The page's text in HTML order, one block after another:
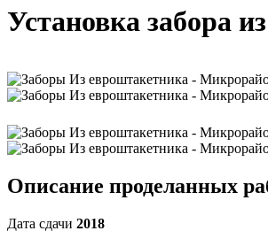
Установка забора
Описание проделанных
Дата сдачи 2018